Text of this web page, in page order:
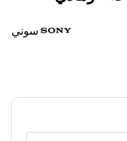
سوني